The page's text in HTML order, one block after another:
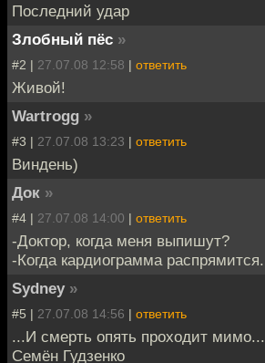
Последний удар
Злобный пёс »
#2 | 27.07.08 12:58 | ответить
Живой!
Wartrogg »
#3 | 27.07.08 13:23 | ответить
Виндень)
Док »
#4 | 27.07.08 14:00 | ответить
-Доктор, когда меня выпишут?
-Когда кардиограмма распрямится.
Sydney »
#5 | 27.07.08 14:56 | ответить
...И смерть опять проходит мимо...
Семён Гудзенко